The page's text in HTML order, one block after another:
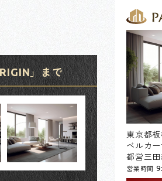
」まで
東京都
ベルカ
都営三
営業時間